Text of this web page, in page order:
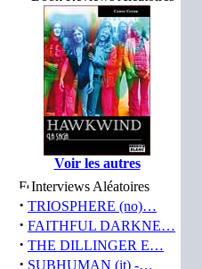
Voir les autres
Interviews Aléatoires
· TRIOSPHERE (no)…
· FAITHFUL DARKNE…
· THE DILLINGER E…
· SUBHUMAN (it) -…